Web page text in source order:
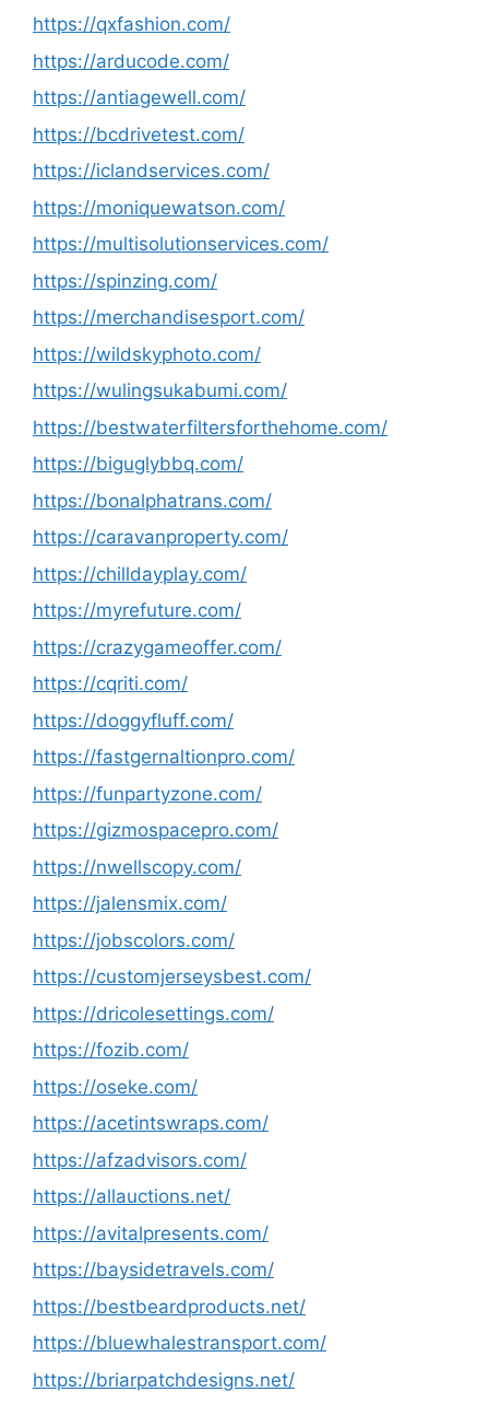
https://qxfashion.com/
https://arducode.com/
https://antiagewell.com/
https://bcdrivetest.com/
https://iclandservices.com/
https://moniquewatson.com/
https://multisolutionservices.com/
https://spinzing.com/
https://merchandisesport.com/
https://wildskyphoto.com/
https://wulingsukabumi.com/
https://bestwaterfiltersforthehome.com/
https://biguglybbq.com/
https://bonalphatrans.com/
https://caravanproperty.com/
https://chilldayplay.com/
https://myrefuture.com/
https://crazygameoffer.com/
https://cqriti.com/
https://doggyfluff.com/
https://fastgernaltionpro.com/
https://funpartyzone.com/
https://gizmospacepro.com/
https://nwellscopy.com/
https://jalensmix.com/
https://jobscolors.com/
https://customjerseysbest.com/
https://dricolesettings.com/
https://fozib.com/
https://oseke.com/
https://acetintswraps.com/
https://afzadvisors.com/
https://allauctions.net/
https://avitalpresents.com/
https://baysidetravels.com/
https://bestbeardproducts.net/
https://bluewhalestransport.com/
https://briarpatchdesigns.net/